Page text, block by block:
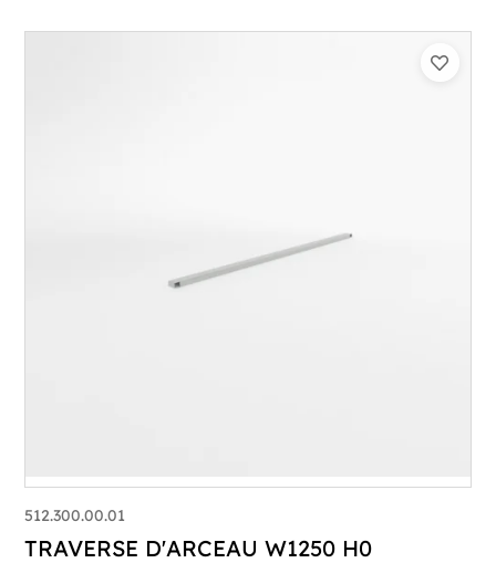
512.300.00.01
TRAVERSE D'ARCEAU W1250 H0